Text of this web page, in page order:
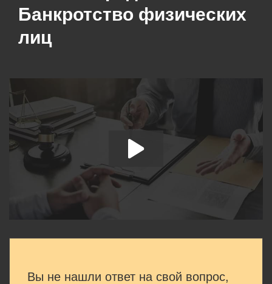
Банкротство физических
лиц
Вы не нашли ответ на свой вопрос,